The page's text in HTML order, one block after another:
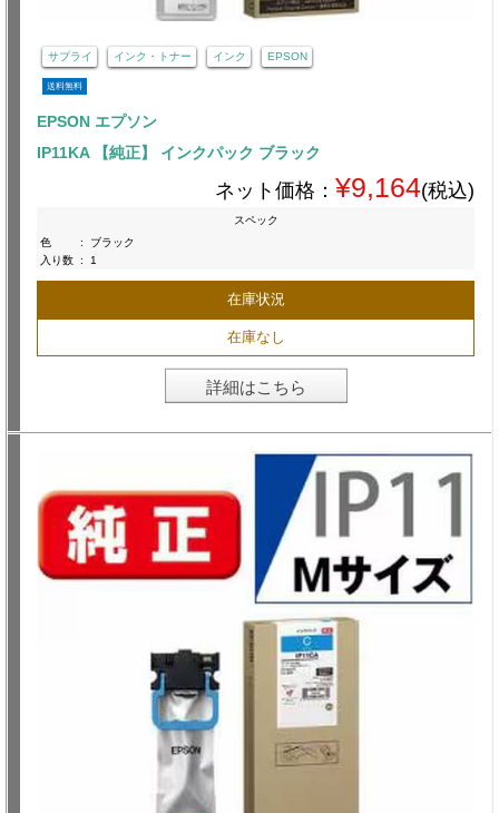
サプライ インク・トナー インク EPSON
送料無料
EPSON エプソン
IP11KA 【純正】 インクパック ブラック
ネット価格： ¥9,164(税込)
スペック
色
:
ブラック
入り数 : 1
在庫状況
在庫なし
詳細はこちら